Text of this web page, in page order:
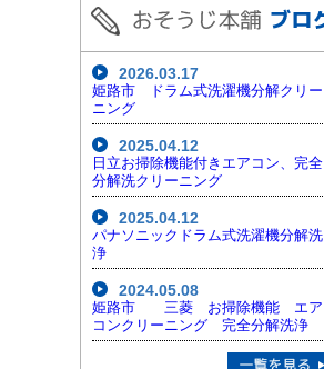
2026.03.17
姫路市 ドラム式洗濯機分解クリー
ニング
2025.04.12
日立お掃除機能付きエアコン、完全
分解洗クリーニング
2025.04.12
パナソニックドラム式洗濯機分解洗
浄
2024.05.08
姫路市 三菱 お掃除機能 エア
コンクリーニング 完全分解洗浄